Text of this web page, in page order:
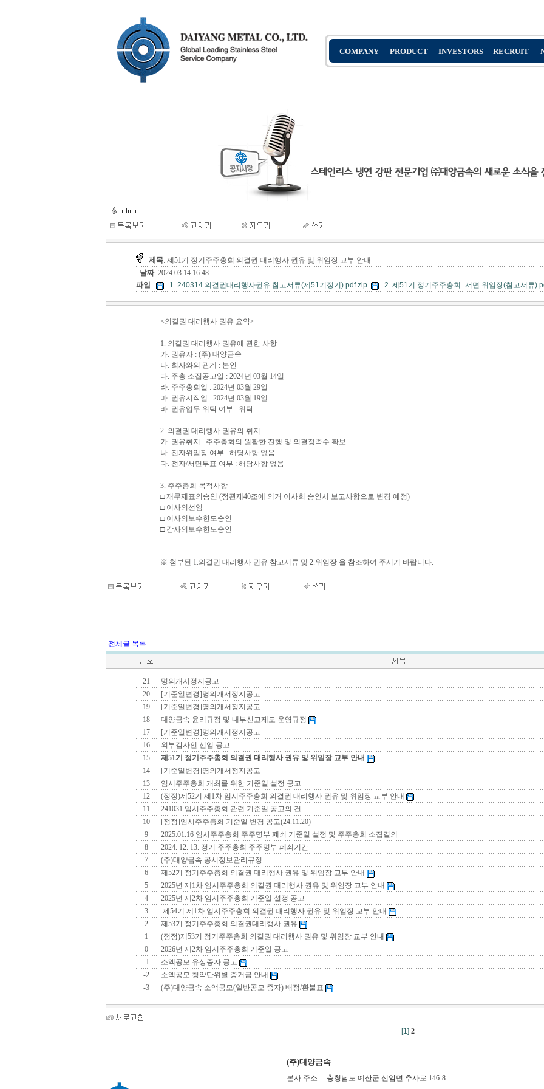
제목: 제51기 정기주주총회 의결권 대리행사 권유 및 위임장 교부 안내
날짜: 2024.03.14 16:48
파일: ..1. 240314 의결권대리행사권유 참고서류(제51기정기).pdf.zip ..2. 제51기 정기주주총회_서면 위임장(참고서류
<의결권 대리행사 권유 요약>
1. 의결권 대리행사 권유에 관한 사항
가. 권유자 : (주) 대양금속
나. 회사와의 관계 : 본인
다. 주총 소집공고일 : 2024년 03월 14일
라. 주주총회일 : 2024년 03월 29일
마. 권유시작일 : 2024년 03월 19일
바. 권유업무 위탁 여부 : 위탁
2. 의결권 대리행사 권유의 취지
가. 권유취지 : 주주총회의 원활한 진행 및 의결정족수 확보
나. 전자위임장 여부 : 해당사항 없음
다. 전자/서면투표 여부 : 해당사항 없음
3. 주주총회 목적사항
□ 재무제표의승인 (정관제40조에 의거 이사회 승인시 보고사항으로 변경 예정)
□ 이사의선임
□ 이사의보수한도승인
□ 감사의보수한도승인
※ 첨부된 1.의결권 대리행사 권유 참고서류 및 2.위임장 을 참조하여 주시기 바랍니다.
전체글 목록
21
명의개서정지공고
20
[기준일변경]명의개서정지공고
19
[기준일변경]명의개서정지공고
18
대양금속 윤리규정 및 내부신고제도 운영규정
17
[기준일변경]명의개서정지공고
16
외부감사인 선임 공고
15
제51기 정기주주총회 의결권 대리행사 권유 및 위임장 교부 안내
14
[기준일변경]명의개서정지공고
13
임시주주총회 개최를 위한 기준일 설정 공고
12
(정정)제52기 제1차 임시주주총회 의결권 대리행사 권유 및 위임장 교부 안내
11
241031 임시주주총회 관련 기준일 공고의 건
10
[정정]임시주주총회 기준일 변경 공고(24.11.20)
9
2025.01.16 임시주주총회 주주명부 폐쇠 기준일 설정 및 주주총회 소집결의
8
2024. 12. 13. 정기 주주총회 주주명부 폐쇠기간
7
(주)대양금속 공시정보관리규정
6
제52기 정기주주총회 의결권 대리행사 권유 및 위임장 교부 안내
5
2025년 제1차 임시주주총회 의결권 대리행사 권유 및 위임장 교부 안내
4
2025년 제2차 임시주주총회 기준일 설정 공고
3
제54기 제1차 임시주주총회 의결권 대리행사 권유 및 위임장 교부 안내
2
제53기 정기주주총회 의결권대리행사 권유
1
(정정)제53기 정기주주총회 의결권 대리행사 권유 및 위임장 교부 안내
0
2026년 제2차 임시주주총회 기준일 공고
-1
소액공모 유상증자 공고
-2
소액공모 청약단위별 증거금 안내
-3
(주)대양금속 소액공모(일반공모 증자) 배정/환불표
[1] 2
(주)대양금속
본사 주소 : 충청남도 예산군 신암면 추사로 146-8